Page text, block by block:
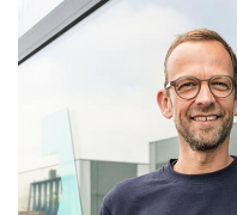
ADVIES
GROEP
BLANCQUAERT
SPIEGEL
VOORHIELD